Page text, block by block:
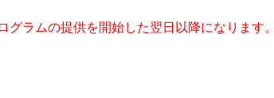
ラムの提供を開始した翌日以降になります。